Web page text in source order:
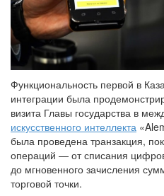
Функциональность первой в
интеграции была
визита Главы государства в
искусственного интеллекта
была проведена транзакция,
операций — от списания
до мгновенного зачисления
торговой точки.